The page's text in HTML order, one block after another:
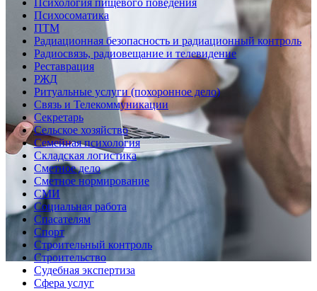
Психология пищевого поведения
Психосоматика
ПТМ
Радиационная безопасность и радиационный контроль
Радиосвязь, радиовещание и телевидение
Реставрация
РЖД
Ритуальные услуги (похоронное дело)
Связь и Телекоммуникации
Секретарь
Сельское хозяйство
Семейная психология
Складская логистика
Сметное дело
Сметное нормирование
СМИ
Социальная работа
Спасателям
Спорт
Строительный контроль
Строительство
Судебная экспертиза
Сфера услуг